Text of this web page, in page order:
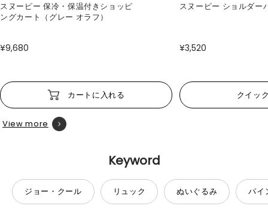
スヌーピー 保冷・保温付きショッピ
ングカート（グレー オラフ）
¥9,680
カートに入れる
スヌーピー ショルダー
¥3,520
クイッ
View more
Keyword
ジョー・クール リュック ぬいぐるみ パイ